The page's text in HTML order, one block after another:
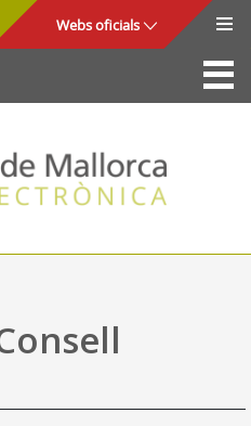
Webs oficials
La Seu
Consell de Mallorca
Accés i seguretat
Utilitats
Ajuda